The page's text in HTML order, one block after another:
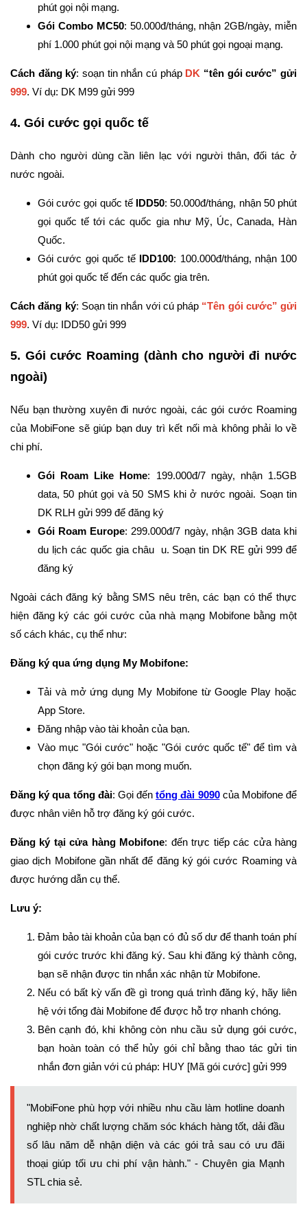
phút gọi nội mạng.
Gói Combo MC50: 50.000đ/tháng, nhận 2GB/ngày, miễn
phí 1.000 phút gọi nội mạng và 50 phút gọi ngoại mạng.
Cách đăng ký: soạn tin nhắn cú pháp DK “tên gói cước” gửi
999. Ví dụ: DK M99 gửi 999
4. Gói cước gọi quốc tế
Dành cho người dùng cần liên lạc với người thân, đối tác ở
nước ngoài.
Gói cước gọi quốc tế IDD50: 50.000đ/tháng, nhận 50 phút
gọi quốc tế tới các quốc gia như Mỹ, Úc, Canada, Hàn
Quốc.
Gói cước gọi quốc tế IDD100: 100.000đ/tháng, nhận 100
phút gọi quốc tế đến các quốc gia trên.
Cách đăng ký: Soạn tin nhắn với cú pháp “Tên gói cước” gửi
999. Ví dụ: IDD50 gửi 999
5. Gói cước Roaming (dành cho người đi nước
ngoài)
Nếu bạn thường xuyên đi nước ngoài, các gói cước Roaming
của MobiFone sẽ giúp bạn duy trì kết nối mà không phải lo về
chi phí.
Gói Roam Like Home: 199.000đ/7 ngày, nhận 1.5GB
data, 50 phút gọi và 50 SMS khi ở nước ngoài. Soạn tin
DK RLH gửi 999 để đăng ký
Gói Roam Europe: 299.000đ/7 ngày, nhận 3GB data khi
du lịch các quốc gia châu u. Soạn tin DK RE gửi 999 để
đăng ký
Ngoài cách đăng ký bằng SMS nêu trên, các bạn có thể thực
hiện đăng ký các gói cước của nhà mạng Mobifone bằng một
số cách khác, cụ thể như:
Đăng ký qua ứng dụng My Mobifone:
Tải và mở ứng dụng My Mobifone từ Google Play hoặc
App Store.
Đăng nhập vào tài khoản của bạn.
Vào mục "Gói cước" hoặc "Gói cước quốc tế" để tìm và
chọn đăng ký gói bạn mong muốn.
Đăng ký qua tổng đài: Gọi đếntổng đài 9090của Mobifone để
được nhân viên hỗ trợ đăng ký gói cước.
Đăng ký tại cửa hàng Mobifone: đến trực tiếp các cửa hàng
giao dịch Mobifone gần nhất để đăng ký gói cước Roaming và
được hướng dẫn cụ thể.
Lưu ý:
Đảm bảo tài khoản của bạn có đủ số dư để thanh toán phí
gói cước trước khi đăng ký. Sau khi đăng ký thành công,
bạn sẽ nhận được tin nhắn xác nhận từ Mobifone.
Nếu có bất kỳ vấn đề gì trong quá trình đăng ký, hãy liên
hệ với tổng đài Mobifone để được hỗ trợ nhanh chóng.
Bên cạnh đó, khi không còn nhu cầu sử dụng gói cước,
bạn hoàn toàn có thể hủy gói chỉ bằng thao tác gửi tin
nhắn đơn giản với cú pháp: HUY [Mã gói cước] gửi 999
"MobiFone phù hợp với nhiều nhu cầu làm hotline doanh
nghiệp nhờ chất lượng chăm sóc khách hàng tốt, dải đầu
số lâu năm dễ nhận diện và các gói trả sau có ưu đãi
thoại giúp tối ưu chi phí vận hành." - Chuyên gia Mạnh
STL chia sẻ.